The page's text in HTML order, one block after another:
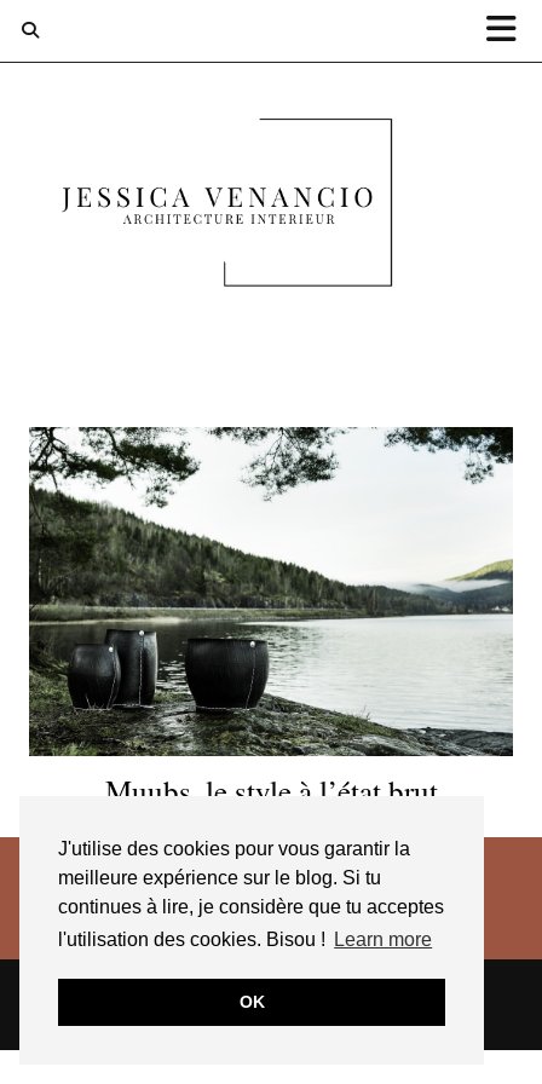
J'utilise des cookies pour vous garantir la
meilleure expérience sur le blog. Si tu
continues à lire, je considère que tu acceptes
l'utilisation des cookies. Bisou !
Learn more
OK
Muubs, le style à l’état brut
THEME CREATED BYpipdig